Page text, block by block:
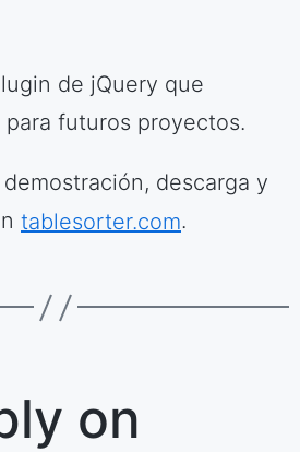
de jQuery que
futuros proyectos.
descarga y
tablesorter.com.
on